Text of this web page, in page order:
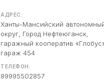
АДРЕС:
Ханты-Мансийский
округ, Город Нефтеюганск,
гаражный кооператив
гараж 454
ТЕЛЕФОН:
89995502857